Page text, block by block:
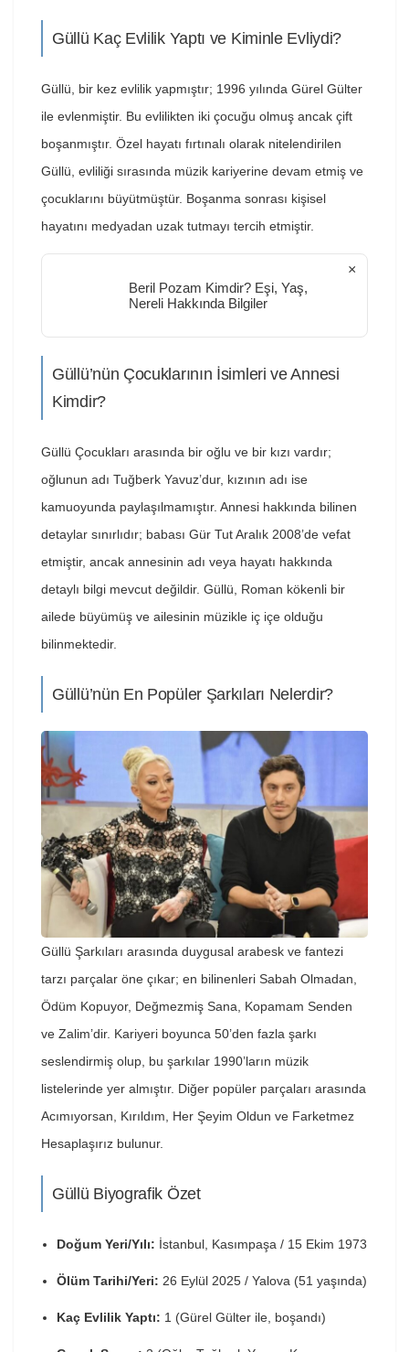
Güllü Kaç Evlilik Yaptı ve Kiminle Evliydi?
Güllü, bir kez evlilik yapmıştır; 1996 yılında Gürel Gülter
ile evlenmiştir. Bu evlilikten iki çocuğu olmuş ancak çift
boşanmıştır. Özel hayatı fırtınalı olarak nitelendirilen
Güllü, evliliği sırasında müzik kariyerine devam etmiş ve
çocuklarını büyütmüştür. Boşanma sonrası kişisel
hayatını medyadan uzak tutmayı tercih etmiştir.
Beril Pozam Kimdir? Eşi, Yaş,
Nereli Hakkında Bilgiler
×
Güllü’nün Çocuklarının İsimleri ve Annesi
Kimdir?
Güllü Çocukları arasında bir oğlu ve bir kızı vardır;
oğlunun adı Tuğberk Yavuz’dur, kızının adı ise
kamuoyunda paylaşılmamıştır. Annesi hakkında bilinen
detaylar sınırlıdır; babası Gür Tut Aralık 2008’de vefat
etmiştir, ancak annesinin adı veya hayatı hakkında
detaylı bilgi mevcut değildir. Güllü, Roman kökenli bir
ailede büyümüş ve ailesinin müzikle iç içe olduğu
bilinmektedir.
Güllü’nün En Popüler Şarkıları Nelerdir?
Güllü Şarkıları arasında duygusal arabesk ve fantezi
tarzı parçalar öne çıkar; en bilinenleri Sabah Olmadan,
Ödüm Kopuyor, Değmezmiş Sana, Kopamam Senden
ve Zalim’dir. Kariyeri boyunca 50’den fazla şarkı
seslendirmiş olup, bu şarkılar 1990’ların müzik
listelerinde yer almıştır. Diğer popüler parçaları arasında
Acımıyorsan, Kırıldım, Her Şeyim Oldun ve Farketmez
Hesaplaşırız bulunur.
Güllü Biyografik Özet
Doğum Yeri/Yılı: İstanbul, Kasımpaşa / 15 Ekim 1973
Ölüm Tarihi/Yeri: 26 Eylül 2025 / Yalova (51 yaşında)
Kaç Evlilik Yaptı: 1 (Gürel Gülter ile, boşandı)